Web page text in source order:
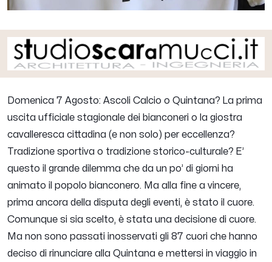
Domenica 7 Agosto: Ascoli Calcio o Quintana? La prima
uscita ufficiale stagionale dei bianconeri o la giostra
cavalleresca cittadina (e non solo) per eccellenza?
Tradizione sportiva o tradizione storico-culturale? E’
questo il grande dilemma che da un po’ di giorni ha
animato il popolo bianconero. Ma alla fine a vincere,
prima ancora della disputa degli eventi, è stato il cuore.
Comunque si sia scelto, è stata una decisione di cuore.
Ma non sono passati inosservati gli 87 cuori che hanno
deciso di rinunciare alla Quintana e mettersi in viaggio in